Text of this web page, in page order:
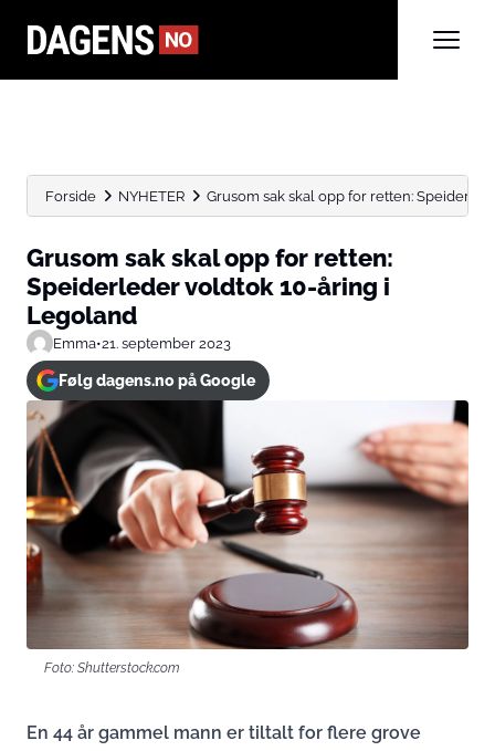
Forside NYHETER Grusom sak skal opp for retten:
Grusom sak skal opp for retten:
Speiderleder voldtok 10-åring i
Legoland
Emma•21. september 2023
Følg dagens.no på Google
Foto: Shutterstock.com
En 44 år gammel mann er tiltalt for flere grove